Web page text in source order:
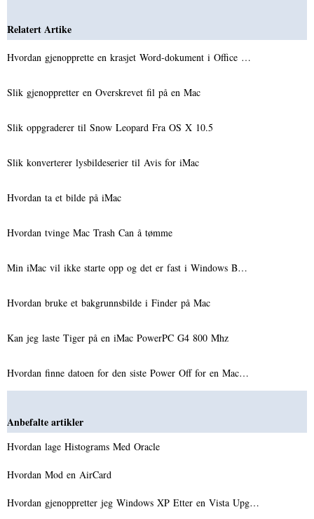
Relatert Artike
Hvordan gjenopprette en krasjet Word-dokument i Office …
Slik gjenoppretter en Overskrevet fil på en Mac
Slik oppgraderer til Snow Leopard Fra OS X 10.5
Slik konverterer lysbildeserier til Avis for iMac
Hvordan ta et bilde på iMac
Hvordan tvinge Mac Trash Can å tømme
Min iMac vil ikke starte opp og det er fast i Windows B…
Hvordan bruke et bakgrunnsbilde i Finder på Mac
Kan jeg laste Tiger på en iMac PowerPC G4 800 Mhz
Hvordan finne datoen for den siste Power Off for en Mac…
Anbefalte artikler
Hvordan lage Histograms Med Oracle
Hvordan Mod en AirCard
Hvordan gjenoppretter jeg Windows XP Etter en Vista Upg…